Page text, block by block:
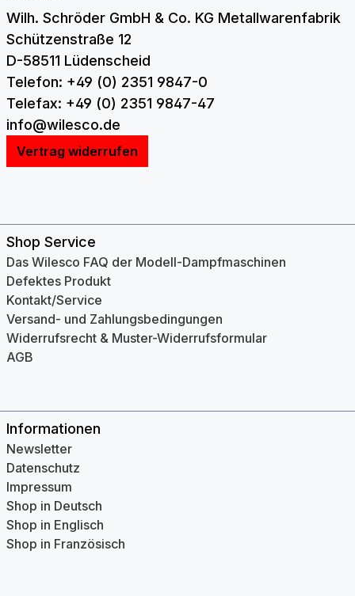
Wilh. Schröder GmbH & Co. KG Metallwarenfabrik
Schützenstraße 12
D-58511 Lüdenscheid
Telefon: +49 (0) 2351 9847-0
Telefax: +49 (0) 2351 9847-47
info@wilesco.de
Vertrag widerrufen
Shop Service
Das Wilesco FAQ der Modell-Dampfmaschinen
Defektes Produkt
Kontakt/Service
Versand- und Zahlungsbedingungen
Widerrufsrecht & Muster-Widerrufsformular
AGB
Informationen
Newsletter
Datenschutz
Impressum
Shop in Deutsch
Shop in Englisch
Shop in Französisch